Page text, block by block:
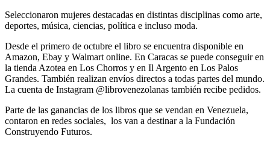
Seleccionaron mujeres destacadas en distintas disciplinas como arte,
deportes, música, ciencias, política e incluso moda.
Desde el primero de octubre el libro se encuentra disponible en
Amazon, Ebay y Walmart online. En Caracas se puede conseguir en
la tienda Azotea en Los Chorros y en Il Argento en Los Palos
Grandes. También realizan envíos directos a todas partes del mundo.
La cuenta de Instagram @librovenezolanas también recibe pedidos.
Parte de las ganancias de los libros que se vendan en Venezuela,
contaron en redes sociales, los van a destinar a la Fundación
Construyendo Futuros.